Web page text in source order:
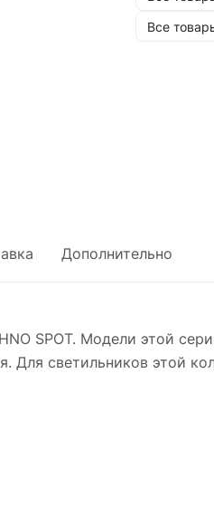
Все
Дополнительно
SPOT. Модели этой
светильников этой